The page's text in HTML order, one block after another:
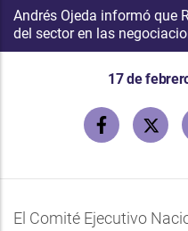
Andrés Ojeda informó que
del sector en las
17 de
El Comité Ejecutivo